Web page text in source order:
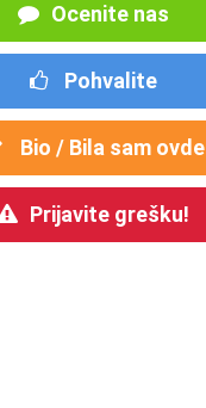
Ocenite nas
Pohvalite
Bio / Bila sam ovde
Prijavite grešku!